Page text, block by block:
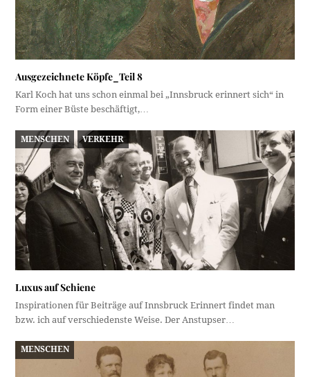
Ausgezeichnete Köpfe_Teil 8
Karl Koch hat uns schon einmal bei „Innsbruck erinnert sich“ in
Form einer Büste beschäftigt,…
MENSCHEN VERKEHR
Luxus auf Schiene
Inspirationen für Beiträge auf Innsbruck Erinnert findet man
bzw. ich auf verschiedenste Weise. Der Anstupser…
MENSCHEN